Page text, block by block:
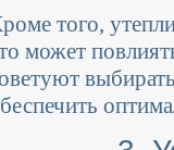
того,
может